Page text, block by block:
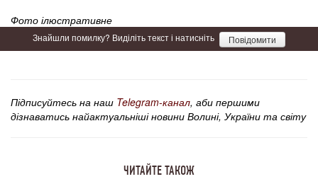
Фото ілюстративне
Знайшли помилку? Виділіть текст і натисніть Повідомити
Підписуйтесь на наш Telegram-канал, аби першими
дізнаватись найактуальніші новини Волині, України та світу
ЧИТАЙТЕ ТАКОЖ